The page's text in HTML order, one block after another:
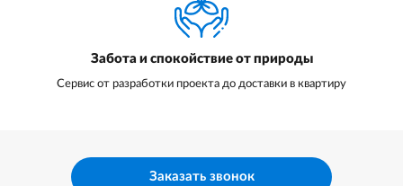
Забота и спокойствие от природы
Сервис от разработки проекта до доставки в квартиру
Заказать звонок